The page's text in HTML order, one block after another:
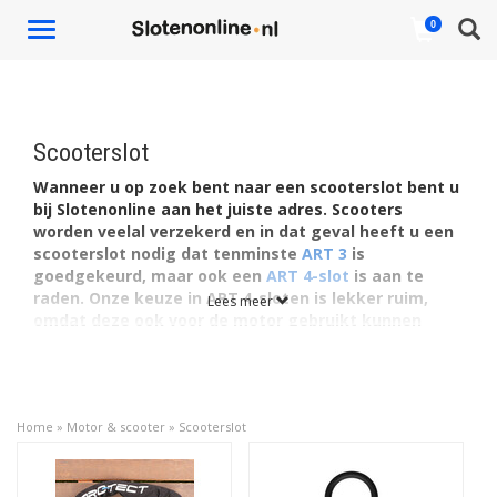
Toggle
0
Scooterslot
Wanneer u op zoek bent naar een scooterslot bent u
bij Slotenonline aan het juiste adres. Scooters
worden veelal verzekerd en in dat geval heeft u een
scooterslot nodig dat tenminste ART 3 is
goedgekeurd, maar ook een ART 4-slot is aan te
raden. Onze keuze in ART 4-sloten is lekker ruim,
Als beveiliging voor de scooter zijn
kettingslot is dat deze op te rollen is en onder de zitting
geplaatst kan worden tijdens het rijden. Een langere ketting
Lees meer
Home » Motor & scooter » Scooterslot